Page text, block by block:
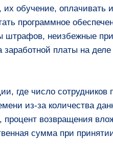
их обучение,
программное
штрафов, неизбежные
заработной платы на
где число
из-за количества
процент возвращения
сумма при